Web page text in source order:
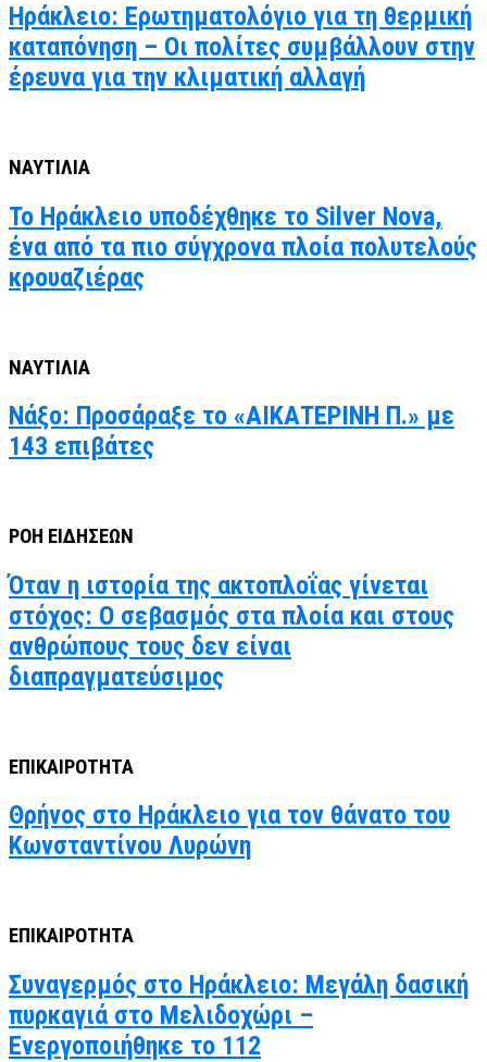
Ηράκλειο: Ερωτηματολόγιο για τη θερμική
καταπόνηση – Οι πολίτες συμβάλλουν στην
έρευνα για την κλιματική αλλαγή
ΝΑΥΤΙΛΙΑ
Το Ηράκλειο υποδέχθηκε το Silver Nova,
ένα από τα πιο σύγχρονα πλοία πολυτελούς
κρουαζιέρας
ΝΑΥΤΙΛΙΑ
Νάξο: Προσάραξε το «ΑΙΚΑΤΕΡΙΝΗ Π.» με
143 επιβάτες
ΡΟΗ ΕΙΔΗΣΕΩΝ
Όταν η ιστορία της ακτοπλοΐας γίνεται
στόχος: Ο σεβασμός στα πλοία και στους
ανθρώπους τους δεν είναι
διαπραγματεύσιμος
ΕΠΙΚΑΙΡΟΤΗΤΑ
Θρήνος στο Ηράκλειο για τον θάνατο του
Κωνσταντίνου Λυρώνη
ΕΠΙΚΑΙΡΟΤΗΤΑ
Συναγερμός στο Ηράκλειο: Μεγάλη δασική
πυρκαγιά στο Μελιδοχώρι –
Ενεργοποιήθηκε το 112